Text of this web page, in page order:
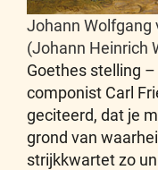
Johann Wolfgang
(Johann Heinrich
Goethes stelling
componist Carl
geciteerd, dat je
grond van
strijkkwartet zo